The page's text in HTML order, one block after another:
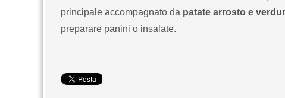
principale accompagnato da patate arrosto e
preparare panini o insalate.